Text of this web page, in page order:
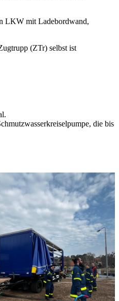
LKW mit Ladebordwand,
(ZTr) selbst ist
die bis